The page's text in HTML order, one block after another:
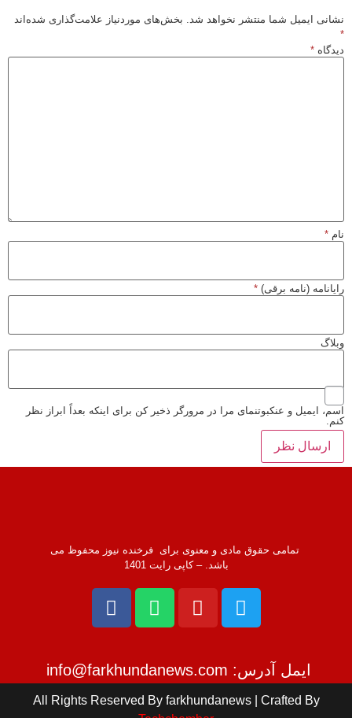
نشانی ایمیل شما منتشر نخواهد شد. بخش‌های موردنیاز علامت‌گذاری شده‌اند
دیدگاه*
نام*
رایانامه (نامه برقی)*
وبلاگ
اسم، ایمیل و عنکبوتنمای مرا در مرورگر ذخیر کن برای اینکه بعداً ابراز نظر
کنم.
تمامی حقوق مادی و معنوی برای فرخنده نیوز محفوظ می
باشد. – کاپی رایت 1401
ایمل آدرس: info@farkhundanews.com
All Rights Reserved By farkhundanews | Crafted By